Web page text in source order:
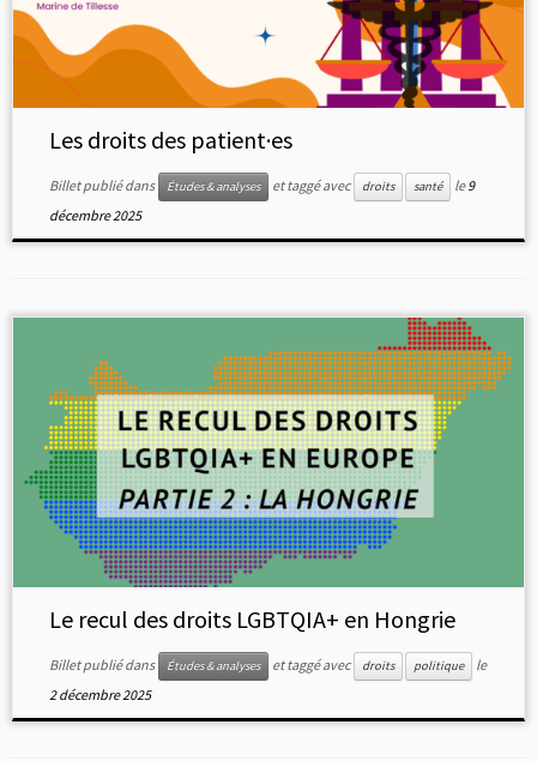
Les droits des patient·es
Billet publié dans Études & analyses et taggé avec droits santé le9
décembre 2025
Le recul des droits LGBTQIA+ en Hongrie
Billet publié dans Études & analyses et taggé avec droits politique
le
2 décembre 2025